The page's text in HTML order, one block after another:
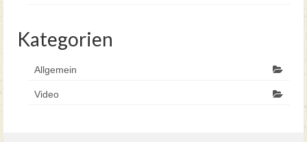
Kategorien
Allgemein
Video